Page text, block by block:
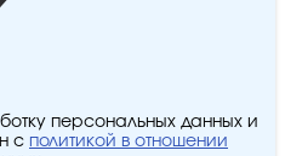
персональных данных и
с политикой в отношении